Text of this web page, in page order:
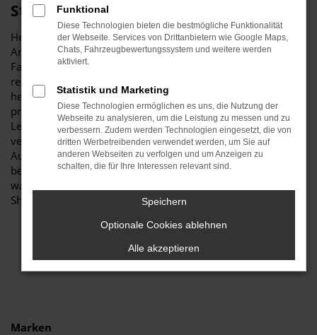
Stiglmayr
Herzlich willkommen bei Autohaus Stiglmayr – Ihre erste
Anlaufstelle für exzellente VW Sharan Gebrauchtwagen
Fahrzeuge für Schwabach und Umgebung! Unser
renommiertes Autohaus ist stolz darauf, Ihnen eine
herausragende Auswahl an VW Sharan Gebrauchtwagen zu
präsentieren, die höchste Standards in Sachen Qualität und
Leistung erfüllen. Wir sind seit Jahren Ihr
vertrauenswürdiger Partner, wenn es um erstklassige
Automobile geht. Erfahren Sie mehr über unsere
beeindruckende VW Sharan Gebrauchtwagen Flotte und
warum Autohaus Stiglmayr die bevorzugte Adresse für VW
Sharan Gebrauchtwagen Liebhaber ist.
Marken
Funktional
Diese Technologien bieten die bestmögliche Funktionalität
der Webseite. Services von Drittanbietern wie Google Maps,
Chats, Fahrzeugbewertungssystem und weitere werden
aktiviert.
Statistik und Marketing
Diese Technologien ermöglichen es uns, die Nutzung der
Webseite zu analysieren, um die Leistung zu messen und zu
verbessern. Zudem werden Technologien eingesetzt, die von
dritten Werbetreibenden verwendet werden, um Sie auf
anderen Webseiten zu verfolgen und um Anzeigen zu
schalten, die für Ihre Interessen relevant sind.
Speichern
Optionale Cookies ablehnen
Alle akzeptieren